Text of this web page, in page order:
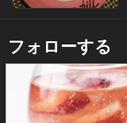
フォローする